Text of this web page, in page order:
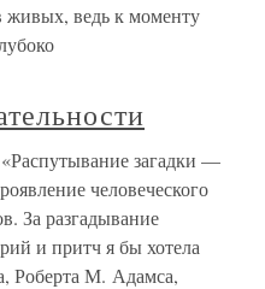
ведь к моменту
загадки —
человеческого
За разгадывание
и притч я бы хотела
Роберта М. Адамса,